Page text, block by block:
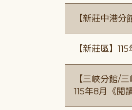
【新莊中港
【新莊區】
【三峽分館/
115年8月《閱